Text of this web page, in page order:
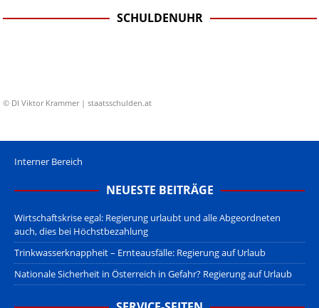
SCHULDENUHR
© DI Viktor Krammer | staatsschulden.at
Interner Bereich
NEUESTE BEITRÄGE
Wirtschaftskrise egal: Regierung urlaubt und alle Abgeordneten
auch, dies bei Höchstbezahlung
Trinkwasserknappheit – Ernteausfälle: Regierung auf Urlaub
Nationale Sicherheit in Österreich in Gefahr? Regierung auf Urlaub